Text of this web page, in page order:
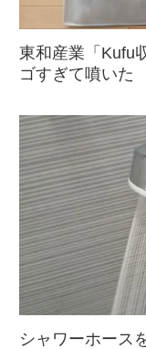
東和産業「Kufu
ゴすぎて噴いた
シャワーホース